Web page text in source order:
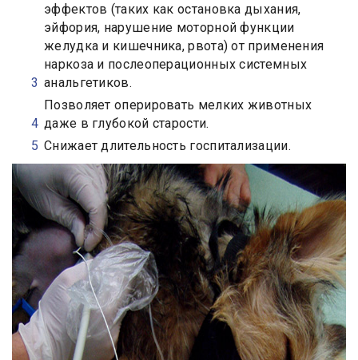
эффектов (таких как остановка дыхания,
эйфория, нарушение моторной функции
желудка и кишечника, рвота) от применения
наркоза и послеоперационных системных
анальгетиков.
Позволяет оперировать мелких животных
даже в глубокой старости.
Снижает длительность госпитализации.